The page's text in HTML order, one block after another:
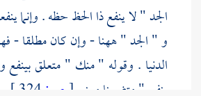
الجد " لا ينفع ذا الحظ حظه . وإنما
و " الجد " ههنا - وإن كان مطلقا -
الدنيا . وقوله " منك " متعلق
ينفع " متضمنا معنى [ص: